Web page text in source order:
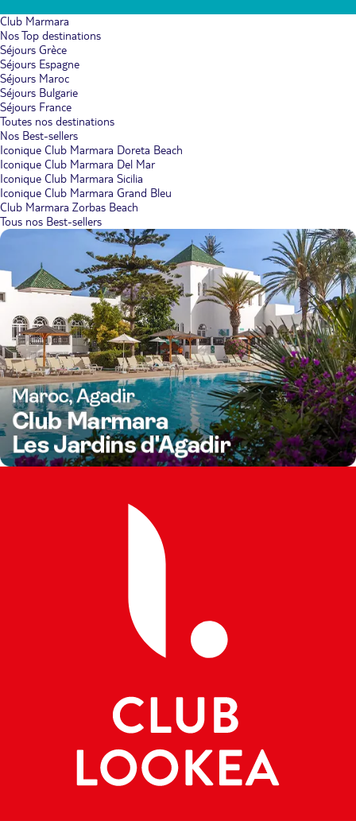
Club Marmara
Nos Top destinations
Séjours Grèce
Séjours Espagne
Séjours Maroc
Séjours Bulgarie
Séjours France
Toutes nos destinations
Nos Best-sellers
Iconique Club Marmara Doreta Beach
Iconique Club Marmara Del Mar
Iconique Club Marmara Sicilia
Iconique Club Marmara Grand Bleu
Club Marmara Zorbas Beach
Tous nos Best-sellers